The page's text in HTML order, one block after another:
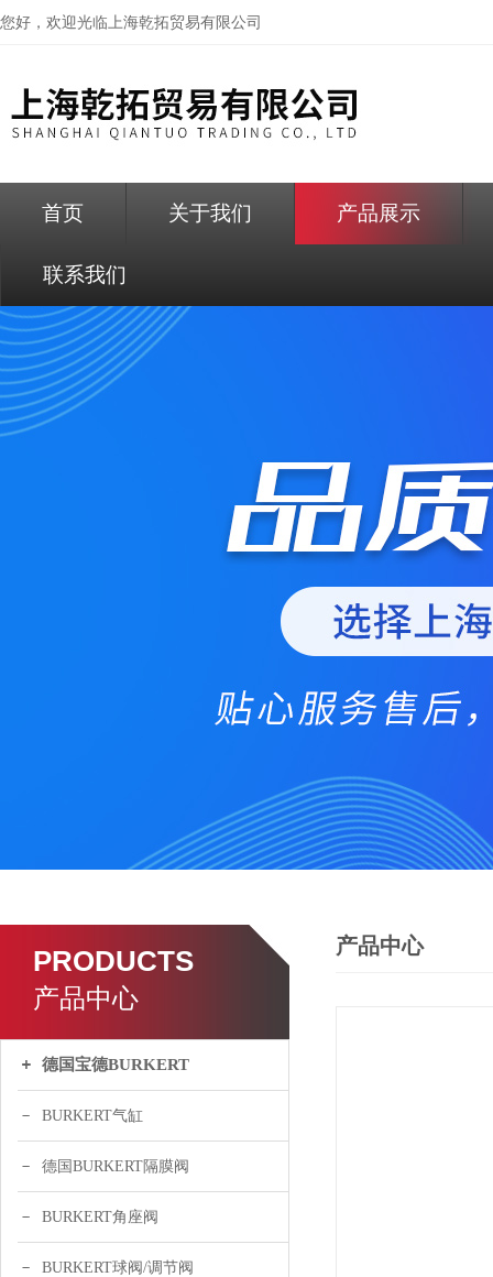
您好，欢迎光临上海乾拓贸易有限公司
首页 关于我们 产品展示
联系我们
PRODUCTS
产品中心
德国宝德BURKERT
BURKERT气缸
德国BURKERT隔膜阀
BURKERT角座阀
BURKERT球阀/调节阀
产品中心